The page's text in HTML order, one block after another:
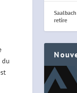
du
retire